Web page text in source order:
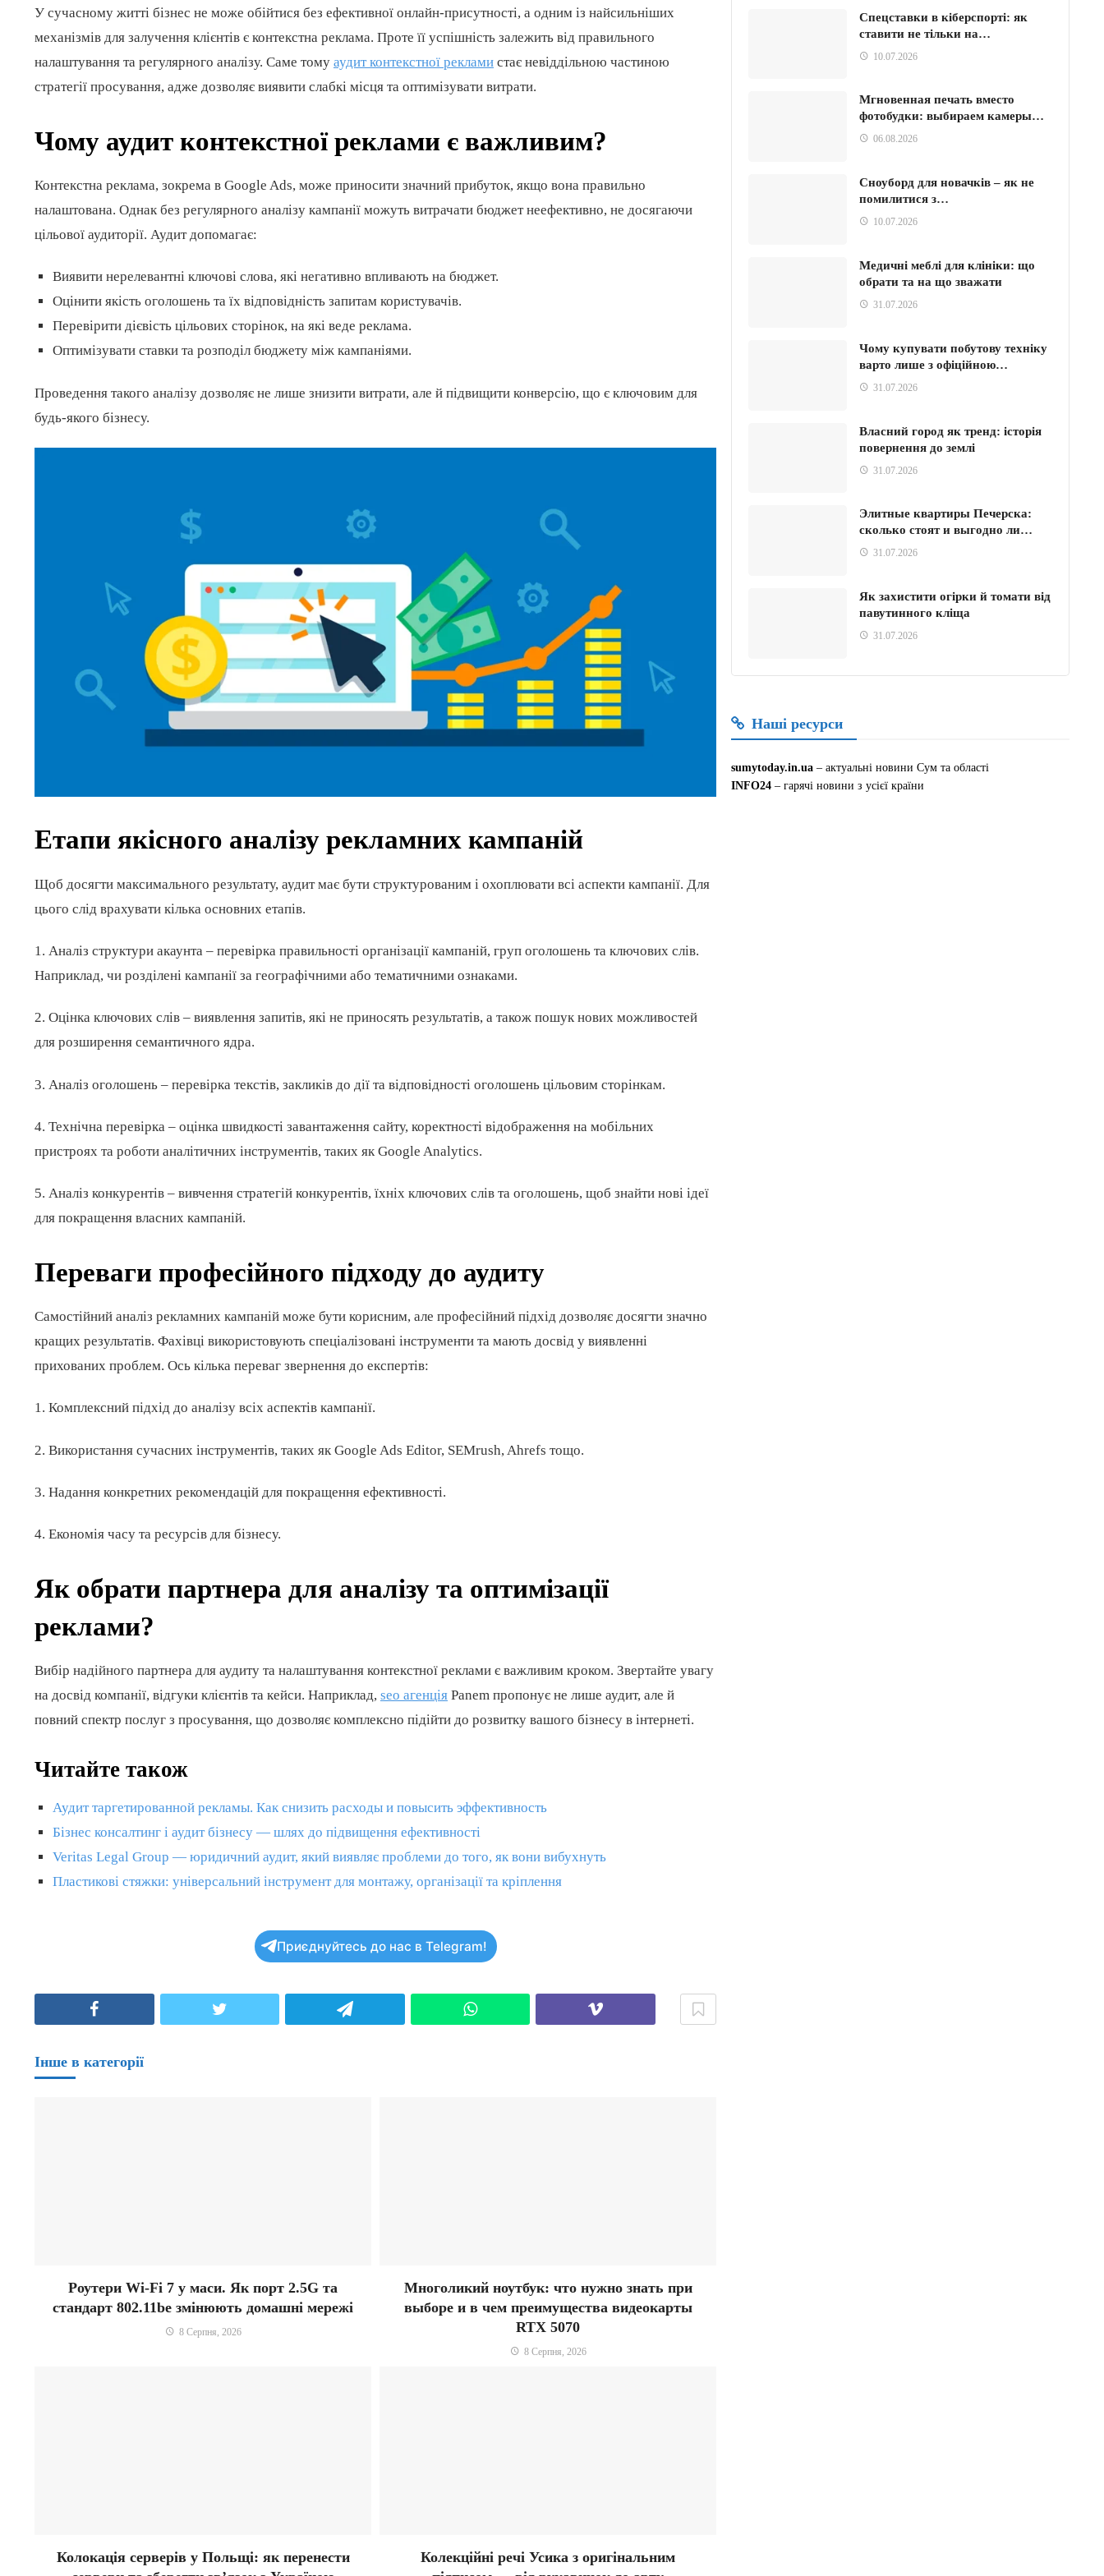
У сучасному житті бізнес не може обійтися без ефективної онлайн-присутності, а одним із найсильніших
механізмів для залучення клієнтів є контекстна реклама. Проте її успішність залежить від правильного
налаштування та регулярного аналізу. Саме тому аудит контекстної реклами стає невіддільною частиною
стратегії просування, адже дозволяє виявити слабкі місця та оптимізувати витрати.
Чому аудит контекстної реклами є важливим?
Контекстна реклама, зокрема в Google Ads, може приносити значний прибуток, якщо вона правильно
налаштована. Однак без регулярного аналізу кампанії можуть витрачати бюджет неефективно, не досягаючи
цільової аудиторії. Аудит допомагає:
Виявити нерелевантні ключові слова, які негативно впливають на бюджет.
Оцінити якість оголошень та їх відповідність запитам користувачів.
Перевірити дієвість цільових сторінок, на які веде реклама.
Оптимізувати ставки та розподіл бюджету між кампаніями.
Проведення такого аналізу дозволяє не лише знизити витрати, але й підвищити конверсію, що є ключовим для
будь-якого бізнесу.
Етапи якісного аналізу рекламних кампаній
Щоб досягти максимального результату, аудит має бути структурованим і охоплювати всі аспекти кампанії. Для
цього слід врахувати кілька основних етапів.
1. Аналіз структури акаунта – перевірка правильності організації кампаній, груп оголошень та ключових слів.
Наприклад, чи розділені кампанії за географічними або тематичними ознаками.
2. Оцінка ключових слів – виявлення запитів, які не приносять результатів, а також пошук нових можливостей
для розширення семантичного ядра.
3. Аналіз оголошень – перевірка текстів, закликів до дії та відповідності оголошень цільовим сторінкам.
4. Технічна перевірка – оцінка швидкості завантаження сайту, коректності відображення на мобільних
пристроях та роботи аналітичних інструментів, таких як Google Analytics.
5. Аналіз конкурентів – вивчення стратегій конкурентів, їхніх ключових слів та оголошень, щоб знайти нові ідеї
для покращення власних кампаній.
Переваги професійного підходу до аудиту
Самостійний аналіз рекламних кампаній може бути корисним, але професійний підхід дозволяє досягти значно
кращих результатів. Фахівці використовують спеціалізовані інструменти та мають досвід у виявленні
прихованих проблем. Ось кілька переваг звернення до експертів:
1. Комплексний підхід до аналізу всіх аспектів кампанії.
2. Використання сучасних інструментів, таких як Google Ads Editor, SEMrush, Ahrefs тощо.
3. Надання конкретних рекомендацій для покращення ефективності.
4. Економія часу та ресурсів для бізнесу.
Як обрати партнера для аналізу та оптимізації
реклами?
Вибір надійного партнера для аудиту та налаштування контекстної реклами є важливим кроком. Звертайте увагу
на досвід компанії, відгуки клієнтів та кейси. Наприклад, seo агенція Panem пропонує не лише аудит, але й
повний спектр послуг з просування, що дозволяє комплексно підійти до розвитку вашого бізнесу в інтернеті.
Читайте також
Аудит таргетированной рекламы. Как снизить расходы и повысить эффективность
Бізнес консалтинг і аудит бізнесу — шлях до підвищення ефективності
Veritas Legal Group — юридичний аудит, який виявляє проблеми до того, як вони вибухнуть
Пластикові стяжки: універсальний інструмент для монтажу, організації та кріплення
Приєднуйтесь до нас в Telegram!
Інше в категорії
Роутери Wi-Fi 7 у маси. Як порт 2.5G та
стандарт 802.11be змінюють домашні мережі
8 Серпня, 2026
Многоликий ноутбук: что нужно знать при
выборе и в чем преимущества видеокарты
RTX 5070
8 Серпня, 2026
Колокація серверів у Польщі: як перенести
Колекційні речі Усика з оригінальним
Спецставки в кіберспорті: як
ставити не тільки на…
10.07.2026
Мгновенная печать вместо
фотобудки: выбираем камеры…
06.08.2026
Сноуборд для новачків – як не
помилитися з…
10.07.2026
Медичні меблі для клініки: що
обрати та на що зважати
31.07.2026
Чому купувати побутову техніку
варто лише з офіційною…
31.07.2026
Власний город як тренд: історія
повернення до землі
31.07.2026
Элитные квартиры Печерска:
сколько стоят и выгодно ли…
31.07.2026
Як захистити огірки й томати від
павутинного кліща
31.07.2026
Наші ресурси
sumytoday.in.ua – актуальні новини Сум та області
INFO24 – гарячі новини з усієї країни